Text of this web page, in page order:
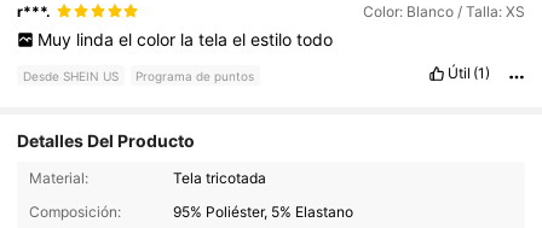
r***. Color: Blanco / Talla: XS
Muy linda el color la tela el estilo todo
Desde SHEIN US Programa de puntos Útil (1)
Detalles Del Producto
Material:
Tela tricotada
Composición:
95% Poliéster, 5% Elastano